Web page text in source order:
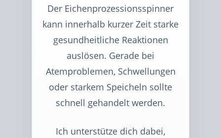
Der Eichenprozessionsspinner
kann innerhalb kurzer Zeit starke
gesundheitliche Reaktionen
auslösen. Gerade bei
Atemproblemen, Schwellungen
oder starkem Speicheln sollte
schnell gehandelt werden.
Ich unterstütze dich dabei,